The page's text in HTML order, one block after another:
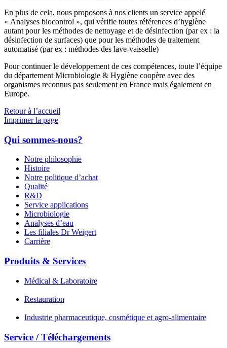
En plus de cela, nous proposons à nos clients un service appelé
« Analyses biocontrol », qui vérifie toutes références d’hygiène
autant pour les méthodes de nettoyage et de désinfection (par ex : la
désinfection de surfaces) que pour les méthodes de traitement
automatisé (par ex : méthodes des lave-vaisselle)
Pour continuer le développement de ces compétences, toute l’équipe
du département Microbiologie & Hygiène coopère avec des
organismes reconnus pas seulement en France mais également en
Europe.
Retour à l’accueil
Imprimer la page
Qui sommes-nous?
Notre philosophie
Histoire
Notre politique d’achat
Qualité
R&D
Service applications
Microbiologie
Analyses d’eau
Les filiales Dr Weigert
Carrière
Produits & Services
Médical & Laboratoire
Restauration
Industrie pharmaceutique, cosmétique et agro-alimentaire
Service / Téléchargements